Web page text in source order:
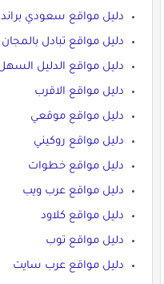
دليل مواقع سعودي براند
دليل مواقع تبادل بالمجان
دليل مواقع الدليل السهل
دليل مواقع الاقرب
دليل مواقع موقعي
دليل مواقع روكيني
دليل مواقع خطوات
دليل مواقع عرب ويب
دليل مواقع كلاود
دليل مواقع توب
دليل مواقع عرب سايت